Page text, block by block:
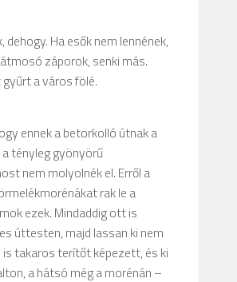
Ha esők nem lennének,
záporok, senki más.
a város fölé.
ennek a betorkolló útnak a
tényleg gyönyörű
nem molyolnék el. Erről a
rak le a
ezek. Mindaddig ott is
úttesten, majd lassan ki nem
takaros terítőt képezett, és ki
a hátsó még a morénán –